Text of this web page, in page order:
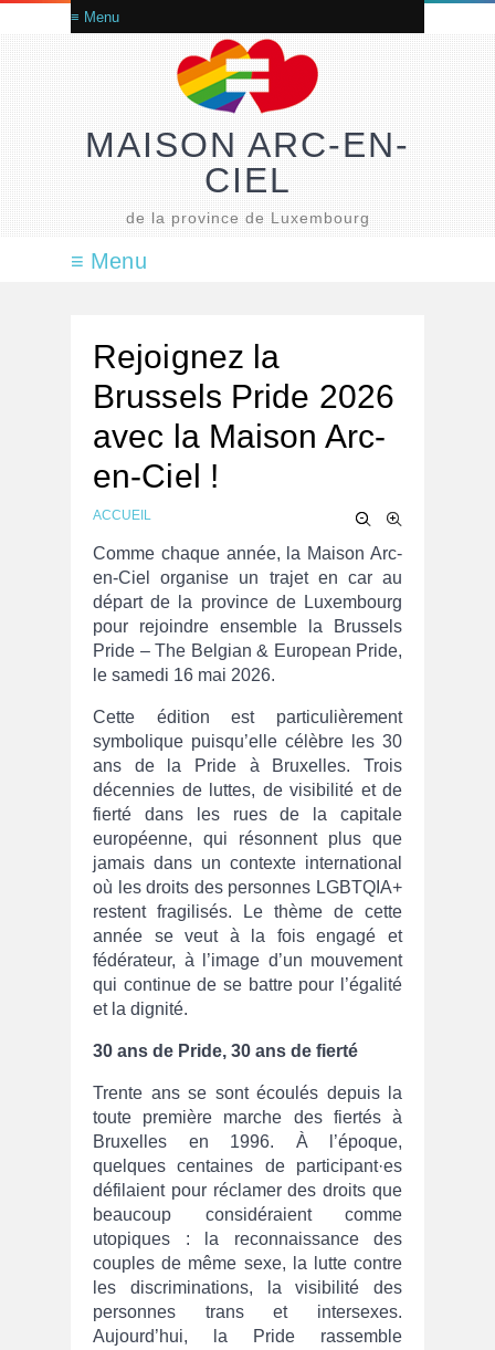
MAISON ARC-EN-
CIEL
de la province de Luxembourg
Rejoignez la
Brussels Pride 2026
avec la Maison Arc-
en-Ciel !
ACCUEIL
Comme chaque année, la Maison Arc-
en-Ciel organise un trajet en car au
départ de la province de Luxembourg
pour rejoindre ensemble la Brussels
Pride – The Belgian & European Pride,
le samedi 16 mai 2026.
Cette édition est particulièrement
symbolique puisqu’elle célèbre les 30
ans de la Pride à Bruxelles. Trois
décennies de luttes, de visibilité et de
fierté dans les rues de la capitale
européenne, qui résonnent plus que
jamais dans un contexte international
où les droits des personnes LGBTQIA+
restent fragilisés. Le thème de cette
année se veut à la fois engagé et
fédérateur, à l’image d’un mouvement
qui continue de se battre pour l’égalité
et la dignité.
30 ans de Pride, 30 ans de fierté
Trente ans se sont écoulés depuis la
toute première marche des fiertés à
Bruxelles en 1996. À l’époque,
quelques centaines de participant·es
défilaient pour réclamer des droits que
beaucoup considéraient comme
utopiques : la reconnaissance des
couples de même sexe, la lutte contre
les discriminations, la visibilité des
personnes trans et intersexes.
Aujourd’hui, la Pride rassemble